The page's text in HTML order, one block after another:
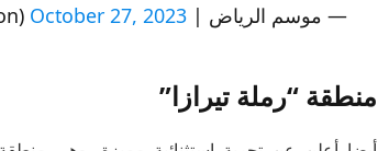
— موسم الرياض | Riyadh Season (@RiyadhSeason) October 27, 2023
منطقة “رملة تيرازا”